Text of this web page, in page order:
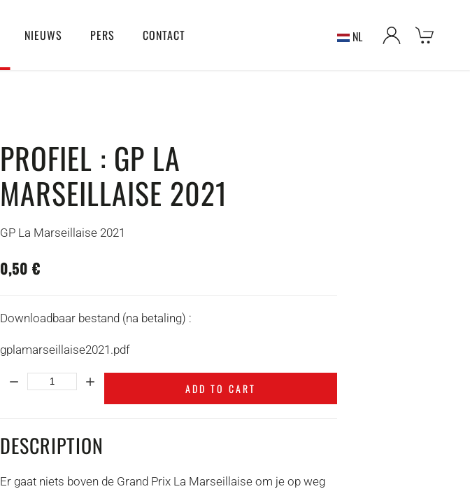
NIEUWS PERS CONTACT NL
PROFIEL : GP LA
MARSEILLAISE 2021
GP La Marseillaise 2021
0,50 €
Downloadbaar bestand (na betaling) :
gplamarseillaise2021.pdf
Quantity:
ADD TO CART
DESCRIPTION
Er gaat niets boven de Grand Prix La Marseillaise om je op weg